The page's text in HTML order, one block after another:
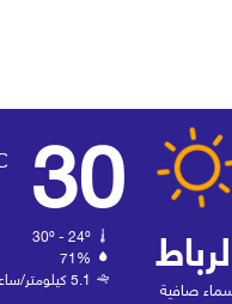
صافية
30
30º - 24º
71%
5.1 كيلومتر/ساعة